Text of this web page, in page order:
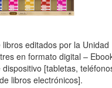
editados por la Unidad
en formato digital –
[tabletas,
libros electrónicos].